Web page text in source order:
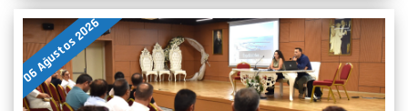
06 Ağustos 2026